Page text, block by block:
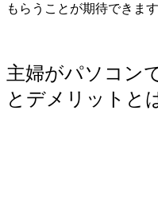
もらうことが期待できます
主婦がパソコン
とデメリットと